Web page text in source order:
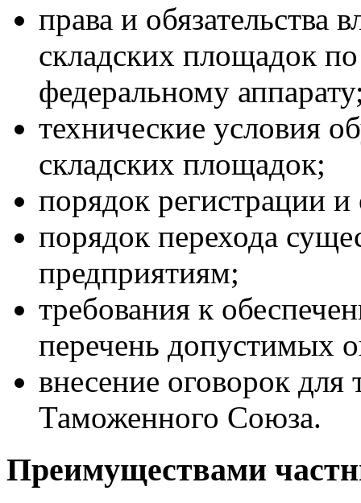
права и обязательства
складских площадок
федеральному
технические условия
складских площадок;
порядок регистрации
порядок перехода
предприятиям;
требования к
перечень допустимых
внесение оговорок
Таможенного Союза.
Преимуществами